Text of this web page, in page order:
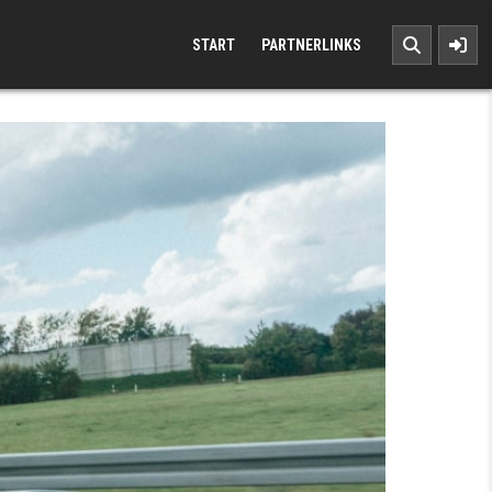
START PARTNERLINKS